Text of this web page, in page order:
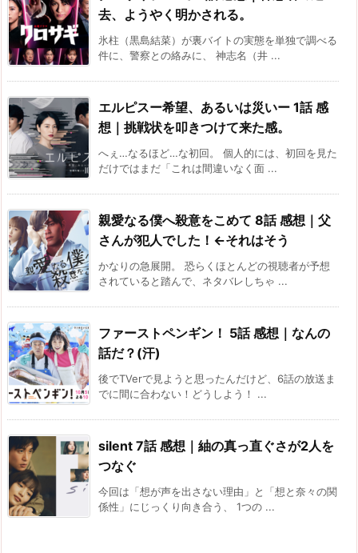
去、ようやく明かされる。
氷柱（黒島結菜）が裏バイトの実態を単独で調べる
件に、警察との絡みに、 神志名（井 ...
エルピスー希望、あるいは災いー 1話 感
想｜挑戦状を叩きつけて来た感。
へぇ…なるほど…な初回。 個人的には、初回を見た
だけではまだ「これは間違いなく面 ...
親愛なる僕へ殺意をこめて 8話 感想｜父
さんが犯人でした！←それはそう
かなりの急展開。 恐らくほとんどの視聴者が予想
されていると踏んで、ネタバレしちゃ ...
ファーストペンギン！ 5話 感想｜なんの
話だ？(汗)
後でTVerで見ようと思ったんだけど、6話の放送ま
でに間に合わない！どうしよう！ ...
silent 7話 感想｜紬の真っ直ぐさが2人を
つなぐ
今回は「想が声を出さない理由」と「想と奈々の関
係性」にじっくり向き合う、 1つの ...